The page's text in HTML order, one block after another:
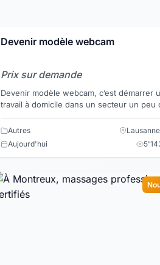
Devenir modèle webcam
Prix sur demande
Devenir modèle webcam, c’est démarrer
travail à domicile dans un secteur un peu
un peu coquin...
Autres
Aujourd'hui